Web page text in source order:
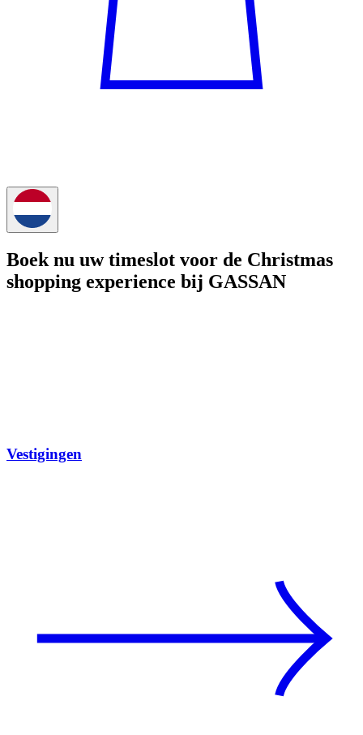
Boek nu uw timeslot voor de Christmas
shopping experience bij GASSAN
Vestigingen